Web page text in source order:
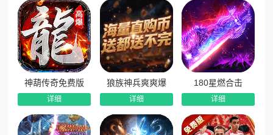
6、纯白嫖超高扶持：全阶段白嫖福利覆盖，玩法丰富、奖
励海量，长期游玩惊喜不断，零氪体验拉满。
7、首爆首杀福利不断：全服首杀、装备首爆奖励全覆盖，
每一次突破都有专属奖励，惊喜不间断。
8、每日杀怪无限抽奖：日常打怪即可参与无限抽奖，海量
代币免费抽取，零氪靠时间轻松逆袭称霸。
神葫传奇免费版
详细
狼族神兵爽爽爆
详细
180星燃合击
详细